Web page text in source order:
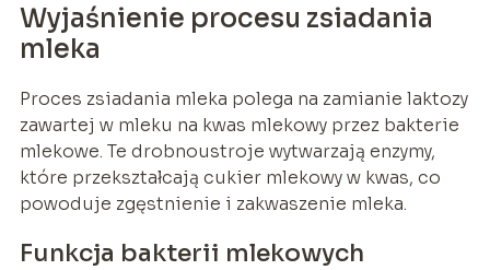
Wyjaśnienie procesu zsiadania
mleka
Proces zsiadania mleka polega na zamianie laktozy
zawartej w mleku na kwas mlekowy przez bakterie
mlekowe. Te drobnoustroje wytwarzają enzymy,
które przekształcają cukier mlekowy w kwas, co
powoduje zgęstnienie i zakwaszenie mleka.
Funkcja bakterii mlekowych